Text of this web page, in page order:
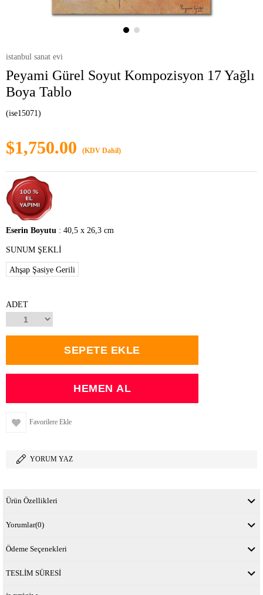
istanbul sanat evi
Peyami Gürel Soyut Kompozisyon 17 Yağlı
Boya Tablo
(ise15071)
$1,750.00 (KDV Dahil)
Eserin Boyutu : 40,5 x 26,3 cm
SUNUM ŞEKLİ
Ahşap Şasiye Gerili
ADET
Favorilere Ekle
YORUM YAZ
Ürün Özellikleri
Yorumlar(0)
Ödeme Seçenekleri
TESLİM SÜRESİ